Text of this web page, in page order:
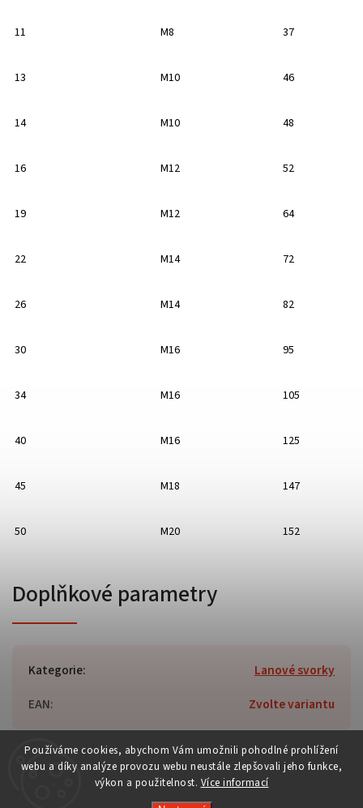
Používáme cookies, abychom Vám umožnili pohodlné prohlížení
webu a díky analýze provozu webu neustále zlepšovali jeho funkce,
výkon a použitelnost. Více informací
11 M8 37
13 M10 46
14 M10 48
16 M12 52
19 M12 64
22 M14 72
26 M14 82
30 M16 95
34 M16 105
40 M16 125
45 M18 147
50 M20 152
Doplňkové parametry
Kategorie:
Lanové svorky
EAN: Zvolte variantu
Copyright 2026rc-tech.cz. Všechna práva vyhrazena.
VytvořilShoptet| Design